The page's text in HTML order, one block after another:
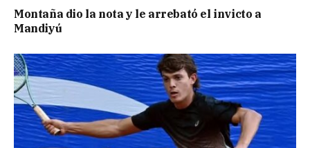
Montaña dio la nota y le arrebató el invicto a
Mandiyú